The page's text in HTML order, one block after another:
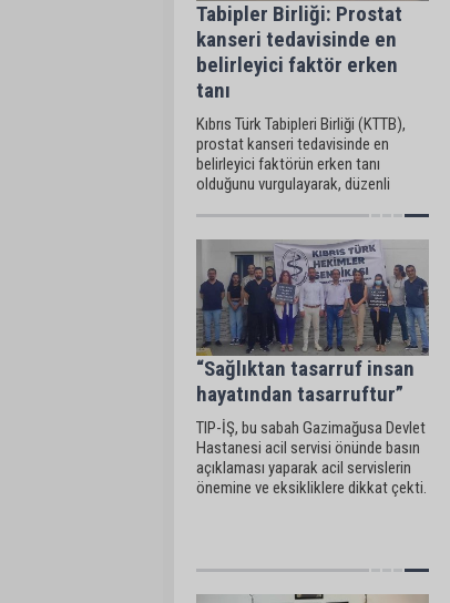
Tabipler Birliği: Prostat
kanseri tedavisinde en
belirleyici faktör erken
tanı
Kıbrıs Türk Tabipleri Birliği (KTTB),
prostat kanseri tedavisinde en
belirleyici faktörün erken tanı
olduğunu vurgulayarak, düzenli
çekti.
“Sağlıktan tasarruf insan
hayatından tasarruftur”
TIP-İŞ, bu sabah Gazimağusa Devlet
Hastanesi acil servisi önünde basın
açıklaması yaparak acil servislerin
önemine ve eksikliklere dikkat çekti.